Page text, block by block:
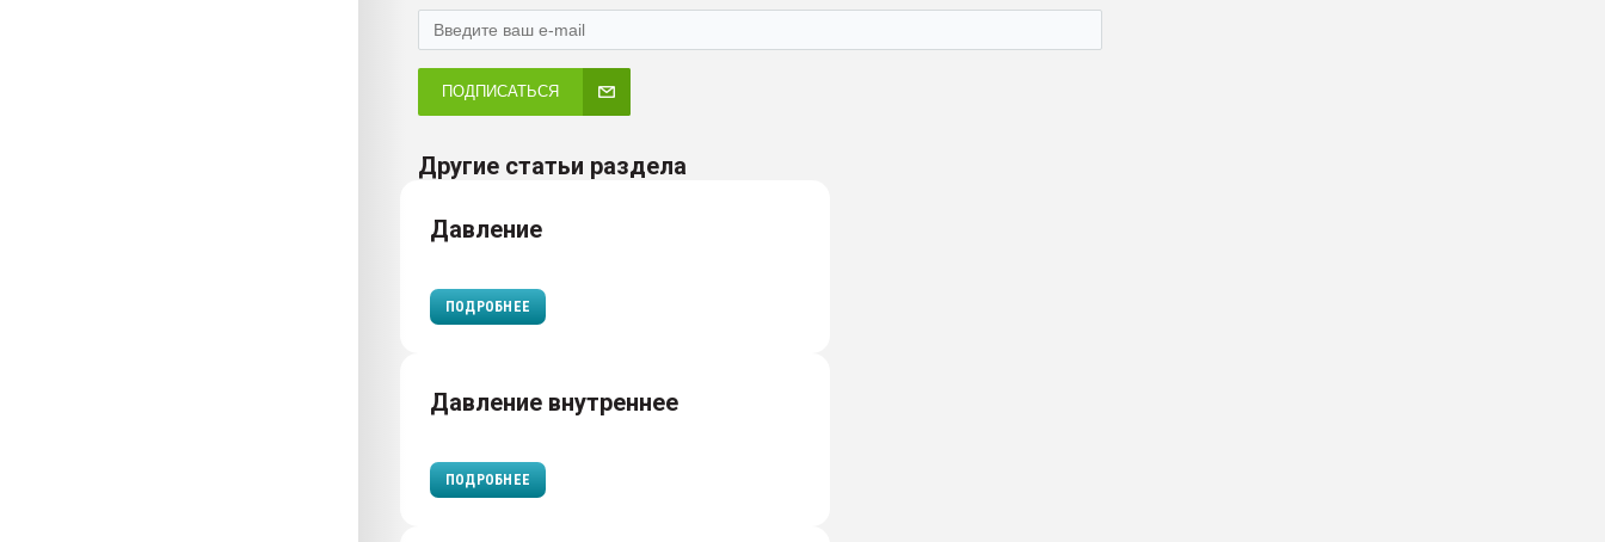
ПОДПИСАТЬСЯ
Другие статьи раздела
Давление
ПОДРОБНЕЕ
Давление внутреннее
ПОДРОБНЕЕ